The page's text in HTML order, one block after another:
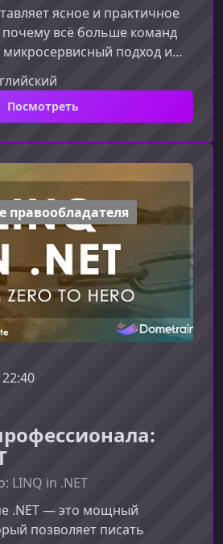
ясное и практичное
всё больше команд
подход и
монолит как более
архитектуру. Ниже
обзор преимуществ,
вам эффективно применить
переходят от
монолитамЗа
команды столкнулись
Посмотреть
LINQ in .NET
.NET — это мощный
позволяет писать
правообладателя